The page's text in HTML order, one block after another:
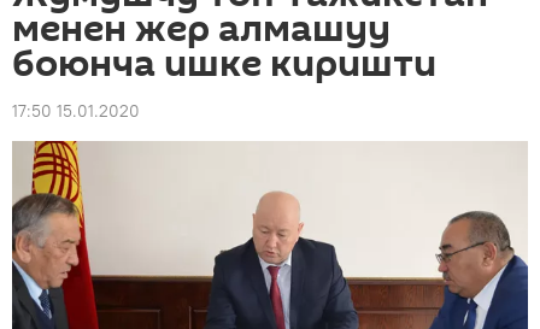
менен жер алмашуу
боюнча ишке киришти
17:50 15.01.2020